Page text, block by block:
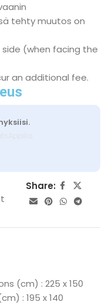
tehty muutos on
side (when facing the
an additional fee.
Share:
(cm) : 225 x 150
: 195 x 140